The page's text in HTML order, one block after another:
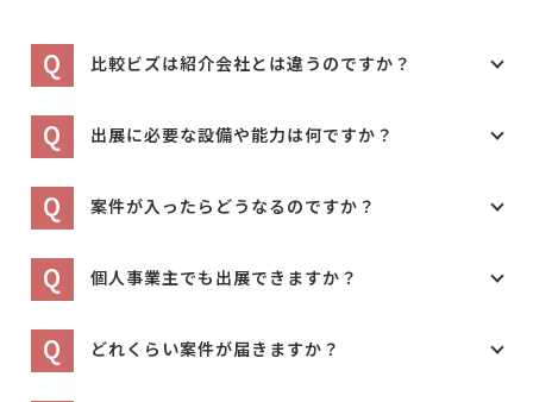
Q 比較ビズは紹介会社とは違うのですか？
Q 出展に必要な設備や能力は何ですか？
Q 案件が入ったらどうなるのですか？
Q 個人事業主でも出展できますか？
Q どれくらい案件が届きますか？